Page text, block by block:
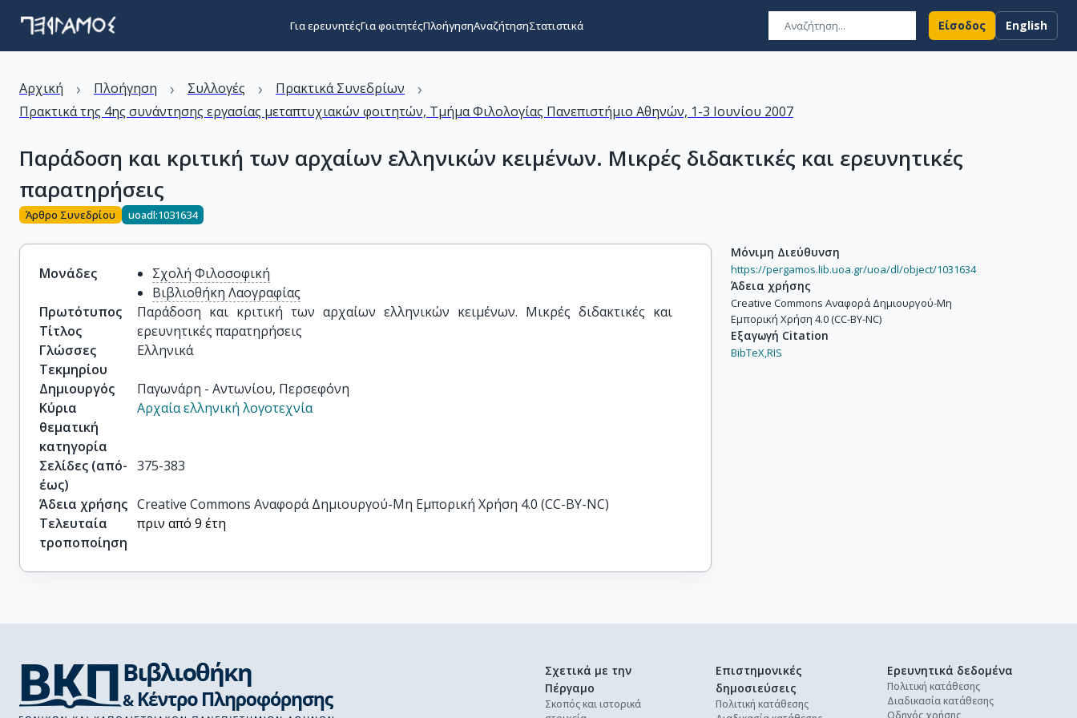
Για ερευνητέςΓια φοιτητέςΠλοήγησηΑναζήτησηΣτατιστικά Είσοδος English
Αρχική › Πλοήγηση › Συλλογές › Πρακτικά Συνεδρίων ›
Πρακτικά της 4ης συνάντησης εργασίας μεταπτυχιακών φοιτητών, Τμήμα Φιλολογίας Πανεπιστήμιο Αθηνών, 1-3 Ιουνίου 2007
Παράδοση και κριτική των αρχαίων ελληνικών κειμένων. Μικρές διδακτικές και ερευνητικές
παρατηρήσεις
Άρθρο Συνεδρίου uoadl:1031634
Μονάδες
Σχολή Φιλοσοφική
Βιβλιοθήκη Λαογραφίας
Πρωτότυπος
Τίτλος
Παράδοση και κριτική των αρχαίων ελληνικών κειμένων. Μικρές διδακτικές και
ερευνητικές παρατηρήσεις
Γλώσσες
Τεκμηρίου
Ελληνικά
Δημιουργός
Παγωνάρη - Αντωνίου, Περσεφόνη
Κύρια
θεματική
κατηγορία
Αρχαία ελληνική λογοτεχνία
Σελίδες (από-
έως)
375-383
Άδεια χρήσης Creative Commons Αναφορά Δημιουργού-Μη Εμπορική Χρήση 4.0 (CC-BY-NC)
Τελευταία
τροποποίηση
πριν από 9 έτη
Μόνιμη Διεύθυνση
https://pergamos.lib.uoa.gr/uoa/dl/object/1031634
Άδεια χρήσης
Creative Commons Αναφορά Δημιουργού-Μη
Εμπορική Χρήση 4.0 (CC-BY-NC)
Εξαγωγή Citation
BibTeX,RIS
Σχετικά με την
Πέργαμο
Σκοπός και ιστορικά
Επιστημονικές
δημοσιεύσεις
Πολιτική κατάθεσης
Ερευνητικά δεδομένα
Πολιτική κατάθεσης
Διαδικασία κατάθεσης
Οδηγός χρήσης